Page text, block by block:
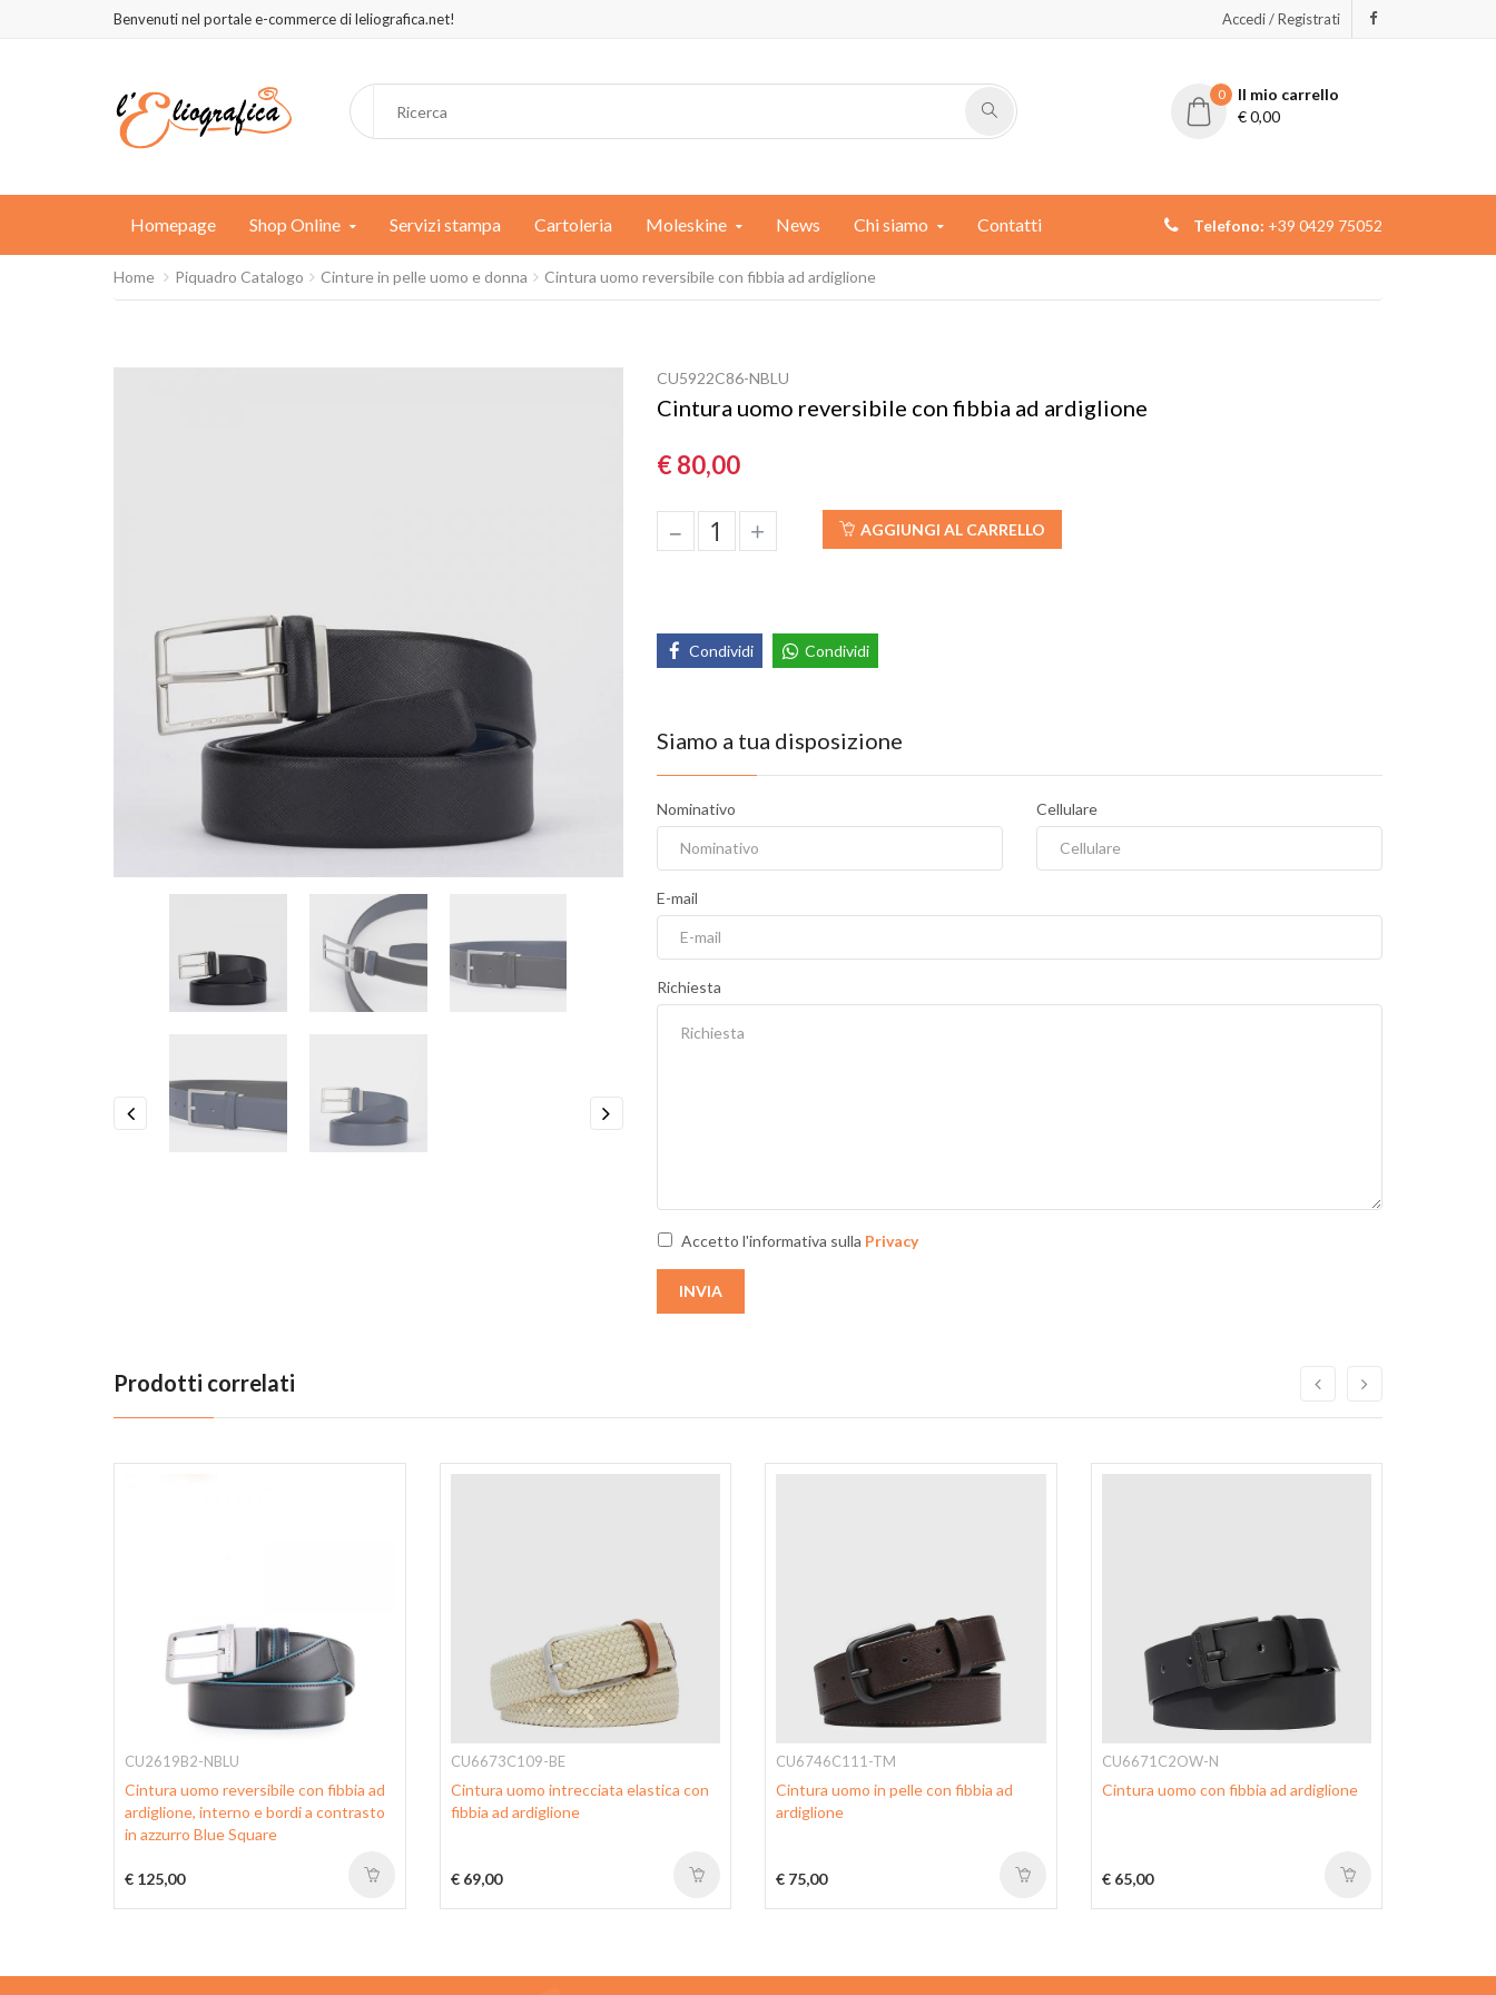
Benvenuti nel portale e-commerce di leliografica.net! Accedi / Registrati
0
Il mio carrello
€0,00
Homepage Shop Online Servizi stampa Cartoleria Moleskine News Chi siamo Contatti Telefono: +39 0429 75052
Home Piquadro Catalogo Cinture in pelle uomo e donna Cintura uomo reversibile con fibbia ad ardiglione
CU5922C86-NBLU
Cintura uomo reversibile con fibbia ad ardiglione
€ 80,00
– + AGGIUNGI AL CARRELLO
Condividi Condividi
Siamo a tua disposizione
Nominativo Cellulare
E-mail
Richiesta
Accetto l'informativa sulla Privacy
INVIA
Prodotti correlati
CU2619B2-NBLU
Cintura uomo reversibile con fibbia ad
ardiglione, interno e bordi a contrasto
in azzurro Blue Square
€ 125,00
CU6673C109-BE
Cintura uomo intrecciata elastica con
fibbia ad ardiglione
€ 69,00
CU6746C111-TM
Cintura uomo in pelle con fibbia ad
ardiglione
€ 75,00
CU6671C2OW-N
Cintura uomo con fibbia ad ardiglione
€ 65,00